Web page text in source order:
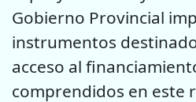
Gobierno Provincial
instrumentos
acceso al
comprendidos en este